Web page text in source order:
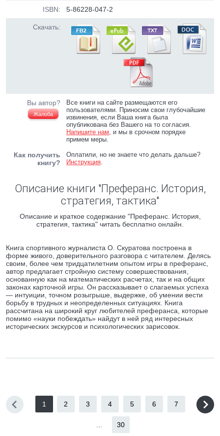
ISBN: 5-86228-047-2
Скачать:
Вы автор?
Жалоба
Все книги на сайте размещаются его
пользователями. Приносим свои глубочайшие
извинения, если Ваша книга была
опубликована без Вашего на то согласия.
Напишите нам, и мы в срочном порядке
примем меры.
Как получить
книгу?
Оплатили, но не знаете что делать дальше?
Инструкция.
Описание книги "Преферанс. История,
стратегия, тактика"
Описание и краткое содержание "Преферанс. История,
стратегия, тактика" читать бесплатно онлайн.
Книга спортивного журналиста О. Скуратова построена в
форме живого, доверительного разговора с читателем. Делясь
своим, более чем тридцатилетним опытом игры в преферанс,
автор предлагает стройную систему совершествования,
основанную как на математических расчетах, так и на общих
законах карточной игры. Он рассказывает о слагаемых успеха
— интуиции, точном розыгрыше, выдержке, об умении вести
борьбу в трудных и неопределенных ситуациях. Книга
рассчитана на широкий круг любителей преферанса, которые
помимо «науки побеждать» найдут в ней ряд интересных
исторических экскурсов и психологических зарисовок.
1 2 3 4 5 6 7
30